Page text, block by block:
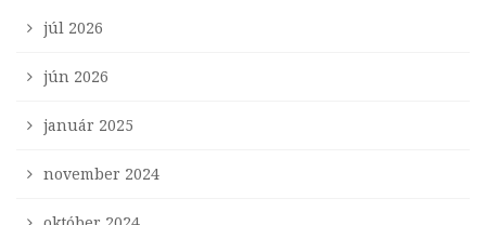
júl 2026
jún 2026
január 2025
november 2024